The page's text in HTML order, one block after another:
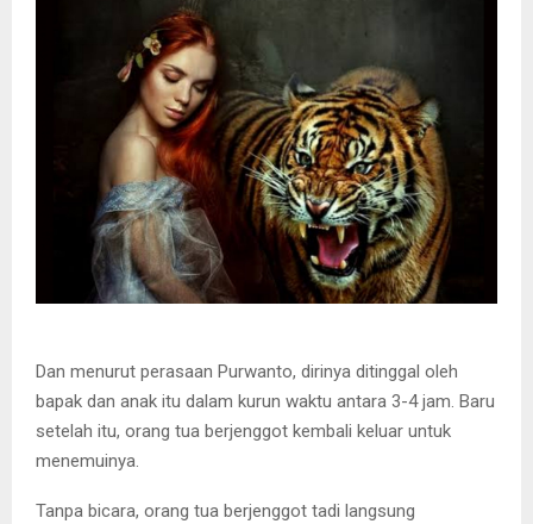
Dan menurut perasaan Purwanto, dirinya ditinggal oleh
bapak dan anak itu dalam kurun waktu antara 3-4 jam. Baru
setelah itu, orang tua berjenggot kembali keluar untuk
menemuinya.
Tanpa bicara, orang tua berjenggot tadi langsung